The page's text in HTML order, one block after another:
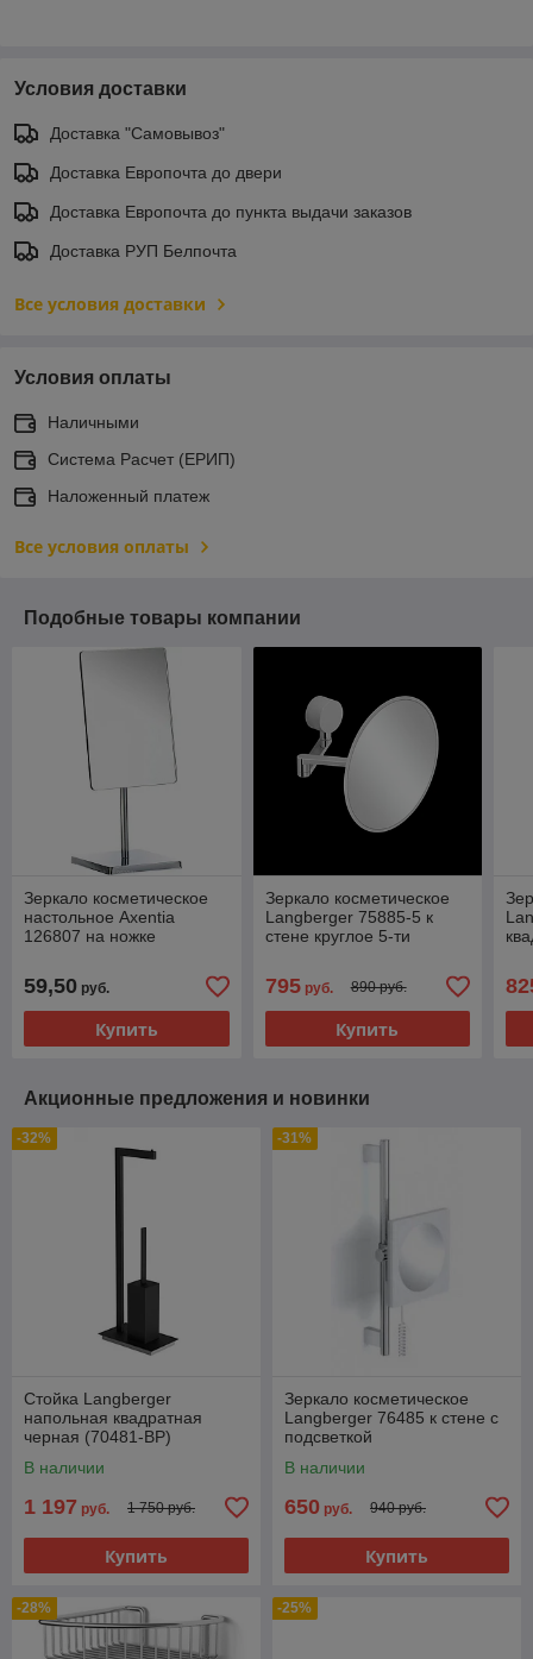
Условия доставки
Доставка "Самовывоз"
Доставка Европочта до двери
Доставка Европочта до пункта выдачи заказов
Доставка РУП Белпочта
Все условия доставки
Условия оплаты
Наличными
Система Расчет (ЕРИП)
Наложенный платеж
Все условия оплаты
Подобные товары компании
Зеркало косметическое
настольное Axentia
126807 на ножке
59,50 руб.
Купить
Зеркало косметическое
Langberger 75885-5 к
стене круглое 5-ти
795руб. 890 руб.
Купить
Акционные предложения и новинки
-32%
Стойка Langberger
напольная квадратная
черная (70481-BP)
В наличии
1 197 руб. 1 750 руб.
Купить
-31%
Зеркало косметическое
Langberger 76485 к стене с
подсветкой
В наличии
650 руб. 940 руб.
Купить
-28% -25%